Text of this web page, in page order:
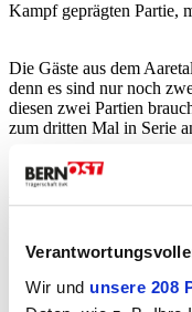
Wir und unsere 208
Kampf geprägten Partie,
Die Gäste aus dem
denn es sind nur noch
diesen zwei Partien
zum dritten Mal in Serie
Weiter geht es nächsten